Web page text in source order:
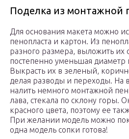
Поделка из монтажной
Для основания макета можно
пенопласта и картон. Из
разного размера, выложить их
постепенно уменьшая
Выкрасть их в зеленый,
делая разводы и переходы. На
налить немного монтажной
лава, стекала по склону горы.
красного цвета, поэтому ее
При желании модель можно
одна модель сопки готова!